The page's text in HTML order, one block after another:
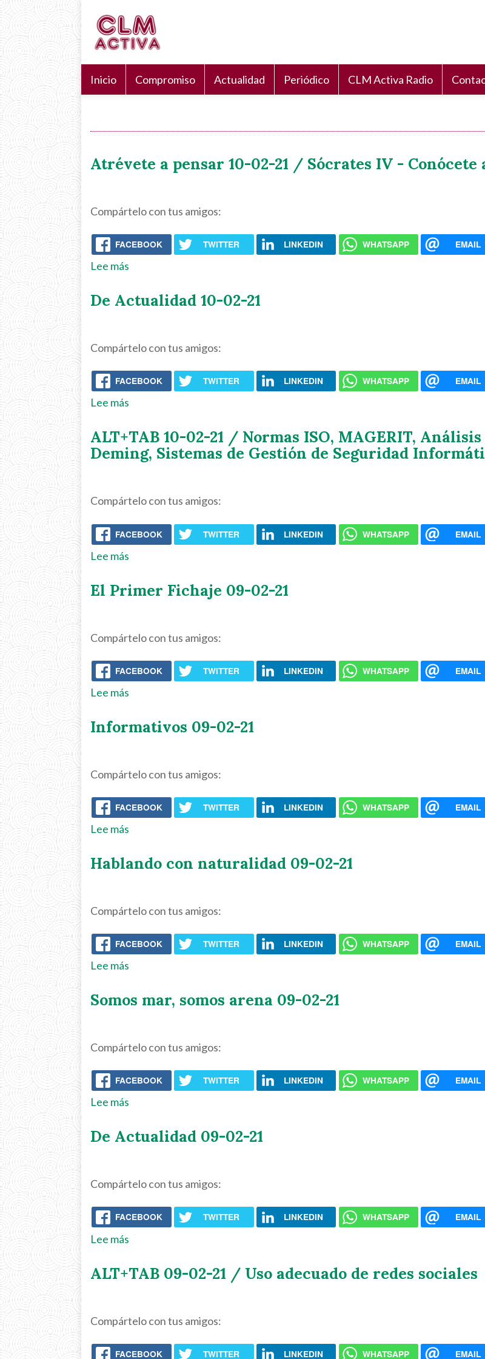
Pasar
al
contenido
principal
Navegación
principal
Inicio Compromiso Actualidad Periódico CLM Activa Radio
Buscar
Atrévete a pensar 10-02-21 / Sócrates IV - Conócete
Compártelo con tus amigos:
FACEBOOK TWITTER LINKEDIN WHATSAPP EMAIL
Lee más
a
02-
21
/
-
Conócete
mismo
Templo
De Actualidad 10-02-21
Compártelo con tus amigos:
FACEBOOK TWITTER LINKEDIN WHATSAPP EMAIL
Lee más
Actualidad
10-
ALT+TAB 10-02-21 / Normas ISO, MAGERIT,
Deming, Sistemas de Gestión de Seguridad
Compártelo con tus amigos:
FACEBOOK TWITTER LINKEDIN WHATSAPP EMAIL
Lee más
10-
/
Normas
ISO,
del
Negocio,
de
de
Seguridad
El Primer Fichaje 09-02-21
Compártelo con tus amigos:
FACEBOOK TWITTER LINKEDIN WHATSAPP EMAIL
Lee más
Primer
02-
21
Informativos 09-02-21
Compártelo con tus amigos:
FACEBOOK TWITTER LINKEDIN WHATSAPP EMAIL
Lee más
09-
Hablando con naturalidad 09-02-21
Compártelo con tus amigos:
FACEBOOK TWITTER LINKEDIN WHATSAPP EMAIL
Lee más
con
02-
21
Somos mar, somos arena 09-02-21
Compártelo con tus amigos:
FACEBOOK TWITTER LINKEDIN WHATSAPP EMAIL
Lee más
mar,
09-
02-
21
De Actualidad 09-02-21
Compártelo con tus amigos:
FACEBOOK TWITTER LINKEDIN WHATSAPP EMAIL
Lee más
Actualidad
21
ALT+TAB 09-02-21 / Uso adecuado de redes sociales
Compártelo con tus amigos:
FACEBOOK TWITTER LINKEDIN WHATSAPP EMAIL